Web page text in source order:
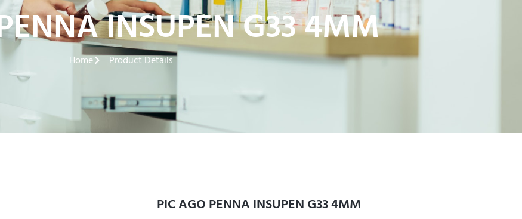
INSUPEN G33 4MM
Home Product Details
PIC AGO PENNA INSUPEN G33 4MM